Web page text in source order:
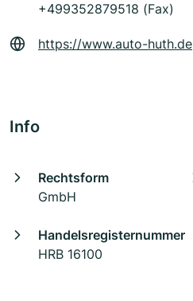
+499352879518 (Fax)
https://www.auto-huth.de
Info
Rechtsform
GmbH
Handelsregisternummer
HRB 16100